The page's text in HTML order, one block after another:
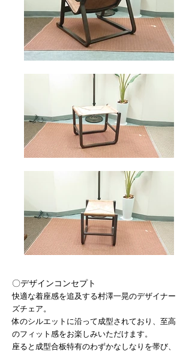
〇デザインコンセプト
快適な着座感を追及する村澤一晃のデザイナー
ズチェア。
体のシルエットに沿って成型されており、至高
のフィット感をお楽しみいただけます。
座ると成型合板特有のわずかなしなりを帯び、